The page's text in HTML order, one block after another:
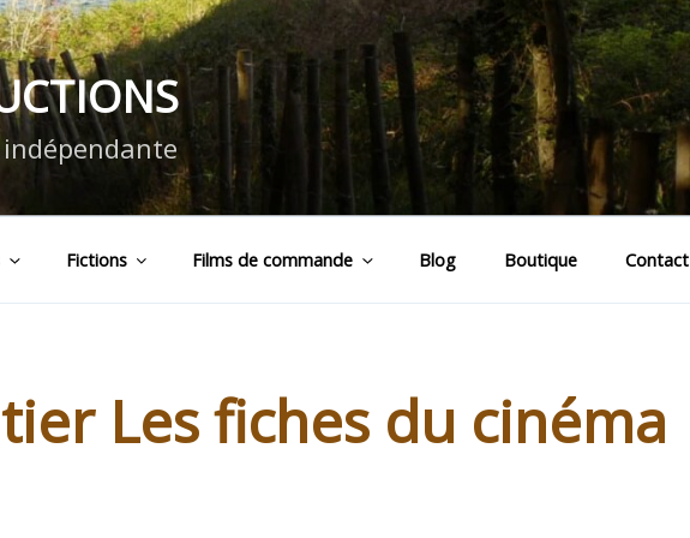
Fictions Films de commande Blog Boutique Contact
Les fiches du cinéma